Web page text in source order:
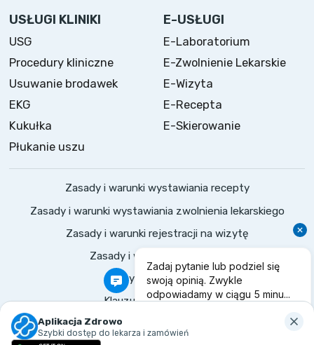
Aplikacja Zdrowo
Szybki dostęp do lekarza i zamówień
USŁUGI KLINIKI
USG
Procedury kliniczne
Usuwanie brodawek
EKG
Kukułka
Płukanie uszu
E-USŁUGI
E-Laboratorium
E-Zwolnienie Lekarskie
E-Wizyta
E-Recepta
E-Skierowanie
©2026Zdrowo.
Zasady i warunki wystawiania recepty
Zasady i warunki wystawiania zwolnienia lekarskiego
Zasady i warunki rejestracji na wizytę
Zasady i warunki konsultacji
Polityka prywatności
Klauzule informacyjne